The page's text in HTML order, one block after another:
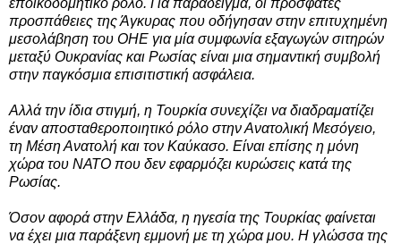
προσπάθειες της Άγκυρας που οδήγησαν στην επιτυχημένη
μεσολάβηση του ΟΗΕ για μία συμφωνία εξαγωγών σιτηρών
μεταξύ Ουκρανίας και Ρωσίας είναι μια σημαντική συμβολή
στην παγκόσμια επισιτιστική ασφάλεια.
Αλλά την ίδια στιγμή, η Τουρκία συνεχίζει να διαδραματίζει
έναν αποσταθεροποιητικό ρόλο στην Ανατολική Μεσόγειο,
τη Μέση Ανατολή και τον Καύκασο. Είναι επίσης η μόνη
χώρα του ΝΑΤΟ που δεν εφαρμόζει κυρώσεις κατά της
Ρωσίας.
Όσον αφορά στην Ελλάδα, η ηγεσία της Τουρκίας φαίνεται
να έχει μια παράξενη εμμονή με τη χώρα μου. Η γλώσσα της